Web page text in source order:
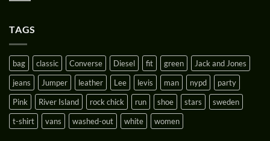
TAGS
bag classic Converse Diesel fit green
Jack and Jones
jeans
Jumper leather Lee levis man nypd
party
Pink
River Island rock chick run shoe stars
sweden
t-shirt
vans washed-out white women